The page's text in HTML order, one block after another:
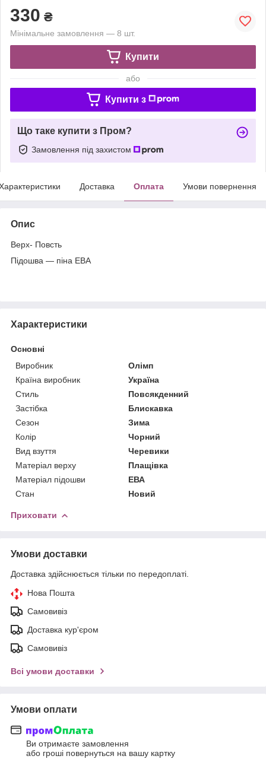
330 ₴
Мінімальне замовлення — 8 шт.
Купити
або
Купити з
Що таке купити з Пром?
Замовлення під захистом
Доставка Оплата Умови повернення
Опис
Верх- Повсть
Підошва — піна ЕВА
Характеристики
Основні
Виробник
Олімп
Країна виробник
Україна
Стиль
Повсякденний
Застібка
Блискавка
Сезон
Зима
Колір
Чорний
Вид взуття
Черевики
Матеріал верху
Плащівка
Матеріал підошви
ЕВА
Стан
Новий
Приховати
Умови доставки
Доставка здійснюється тільки по передоплаті.
Нова Пошта
Самовивіз
Доставка кур'єром
Самовивіз
Всі умови доставки
Умови оплати
Ви отримаєте замовлення
або гроші повернуться на вашу картку